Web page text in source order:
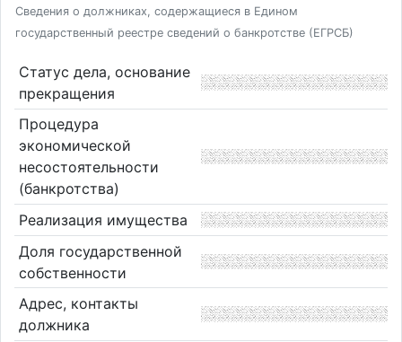
Сведения о должниках, содержащиеся в Едином
государственный реестре сведений о банкротстве (ЕГРСБ)
Статус дела, основание
прекращения
Процедура
экономической
несостоятельности
(банкротства)
Реализация имущества
Доля государственной
собственности
Адрес, контакты
должника